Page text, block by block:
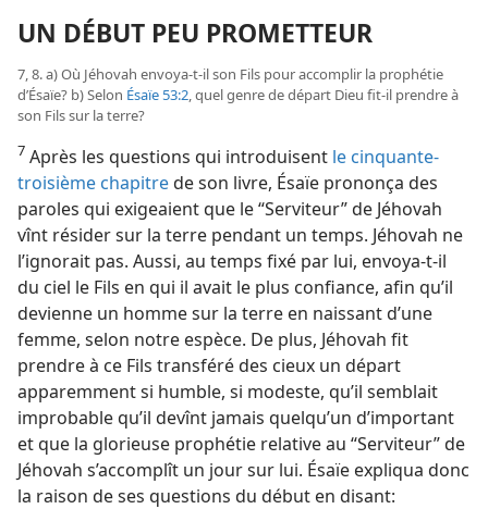
UN DÉBUT PEU PROMETTEUR
7, 8. a) Où Jéhovah envoya-​t-​il son Fils pour accomplir la prophétie
d’Ésaïe? b) Selon Ésaïe 53:2, quel genre de départ Dieu fit-​il prendre à
son Fils sur la terre?
7 Après les questions qui introduisent le cinquante-
troisième chapitrede son livre, Ésaïe prononça des
paroles qui exigeaient que le “Serviteur” de Jéhovah
vînt résider sur la terre pendant un temps. Jéhovah ne
l’ignorait pas. Aussi, au temps fixé par lui, envoya-​t-​il
du ciel le Fils en qui il avait le plus confiance, afin qu’il
devienne un homme sur la terre en naissant d’une
femme, selon notre espèce. De plus, Jéhovah fit
prendre à ce Fils transféré des cieux un départ
apparemment si humble, si modeste, qu’il semblait
improbable qu’il devînt jamais quelqu’un d’important
et que la glorieuse prophétie relative au “Serviteur” de
Jéhovah s’accomplît un jour sur lui. Ésaïe expliqua donc
la raison de ses questions du début en disant: